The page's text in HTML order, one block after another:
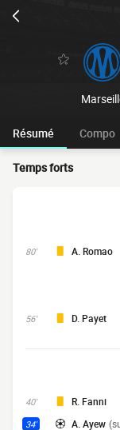
Résumé Compo
Temps forts
80' A. Romao
56' D. Payet
40' R. Fanni
34' A. Ayew